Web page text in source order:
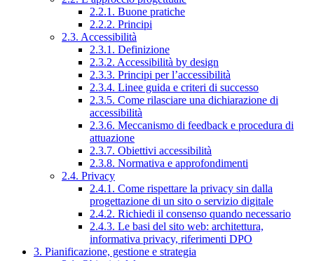
2.2.1. Buone pratiche
2.2.2. Principi
2.3. Accessibilità
2.3.1. Definizione
2.3.2. Accessibilità by design
2.3.3. Principi per l’accessibilità
2.3.4. Linee guida e criteri di successo
2.3.5. Come rilasciare una dichiarazione di
accessibilità
2.3.6. Meccanismo di feedback e procedura di
attuazione
2.3.7. Obiettivi accessibilità
2.3.8. Normativa e approfondimenti
2.4. Privacy
2.4.1. Come rispettare la privacy sin dalla
progettazione di un sito o servizio digitale
2.4.2. Richiedi il consenso quando necessario
2.4.3. Le basi del sito web: architettura,
informativa privacy, riferimenti DPO
3. Pianificazione, gestione e strategia